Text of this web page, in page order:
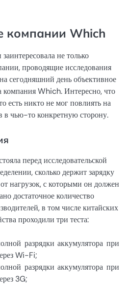
компании Which
не только
проводящие исследования
сегодняшний день объективное
компания Which. Интересно, что
есть никто не мог повлиять на
в чью-то конкретную сторону.
перед исследовательской
сколько держит зарядку
нагрузок, с которыми он должен
достаточное количество
в том числе китайских
проходили три теста:
разрядки аккумулятора при
Wi-Fi;
разрядки аккумулятора при
3G;